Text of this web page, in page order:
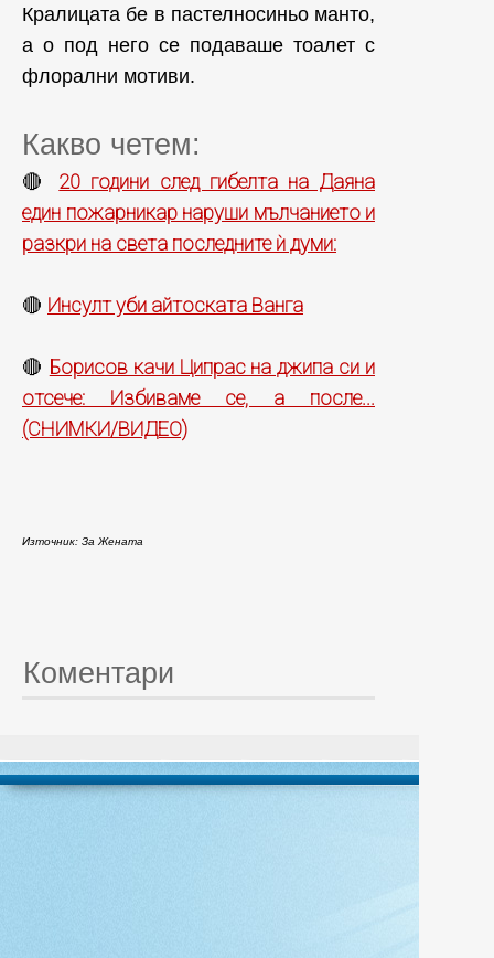
Кралицата бе в пастелносиньо манто,
а о под него се подаваше тоалет с
флорални мотиви.
Какво четем:
🔴 20 години след гибелта на Даяна
един пожарникар наруши мълчанието и
разкри на света последните ѝ думи:
🔴 Инсулт уби айтоската Ванга
🔴 Борисов качи Ципрас на джипа си и
отсече: Избиваме се, а после...
(СНИМКИ/ВИДЕО)
Източник: За Жената
Коментари